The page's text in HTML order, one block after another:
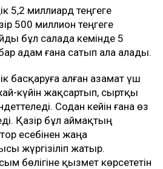
5,2 миллиард теңгеге
500 миллион теңгеге
бұл салада кемінде 5
адам ғана сатып ала алады.
басқаруға алған азамат үш
күйін жақсартып, сыртқы
Содан кейін ғана өз
Қазір бұл аймақтың
есебінен жаңа
жүргізіліп жатыр.
бөлігіне қызмет көрсететін